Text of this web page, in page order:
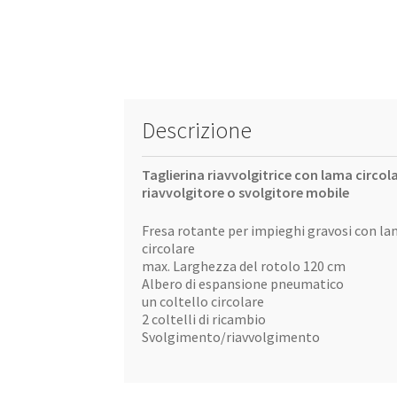
Descrizione
Taglierina riavvolgitrice con lama
riavvolgitore o svolgitore mobile
Fresa rotante per impieghi gravosi con
circolare
max. Larghezza del rotolo 120 cm
Albero di espansione pneumatico
un coltello circolare
2 coltelli di ricambio
Svolgimento/riavvolgimento